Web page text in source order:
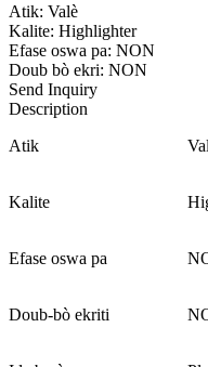
Atik: Valè
Kalite: Highlighter
Efase oswa pa: NON
Doub bò ekri: NON
Send Inquiry
Description
Atik
Kalite
Efase oswa pa
Doub-bò ekriti